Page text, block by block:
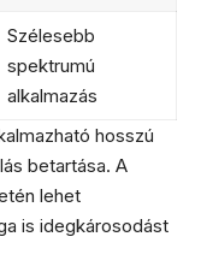
Szélesebb
spektrumú
alkalmazás
hosszú
betartása. A
lehet
is idegkárosodást